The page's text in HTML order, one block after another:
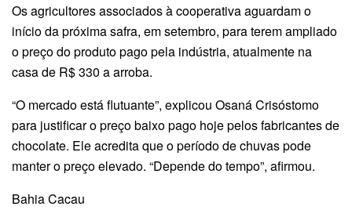
Os agricultores associados à cooperativa aguardam o
início da próxima safra, em setembro, para terem ampliado
o preço do produto pago pela indústria, atualmente na
casa de R$ 330 a arroba.
“O mercado está flutuante”, explicou Osaná Crisóstomo
para justificar o preço baixo pago hoje pelos fabricantes de
chocolate. Ele acredita que o período de chuvas pode
manter o preço elevado. “Depende do tempo”, afirmou.
Bahia Cacau